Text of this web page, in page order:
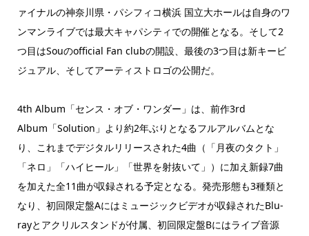
ァイナルの神奈川県・パシフィコ横浜 国立大ホールは自身のワ
ンマンライブでは最大キャパシティでの開催となる。そして2
つ目はSouのofficial Fan clubの開設、最後の3つ目は新キービ
ジュアル、そしてアーティストロゴの公開だ。
4th Album「センス・オブ・ワンダー」は、前作3rd
Album「Solution」より約2年ぶりとなるフルアルバムとな
り、これまでデジタルリリースされた4曲（「月夜のタクト」
「ネロ」「ハイヒール」「世界を射抜いて」）に加え新録7曲
を加えた全11曲が収録される予定となる。発売形態も3種類と
なり、初回限定盤Aにはミュージックビデオが収録されたBlu-
rayとアクリルスタンドが付属、初回限定盤Bにはライブ音源